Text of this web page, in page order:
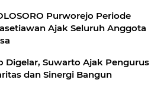
Purworejo Periode
Ajak Seluruh Anggota
Digelar, Suwarto Ajak Pengurus
dan Sinergi Bangun